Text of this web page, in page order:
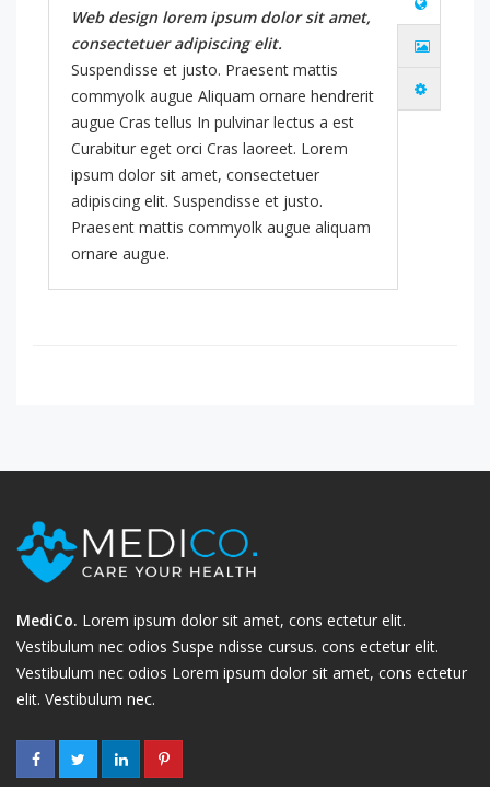
Web design lorem ipsum dolor sit amet,
consectetuer adipiscing elit.
Suspendisse et justo. Praesent mattis
commyolk augue Aliquam ornare hendrerit
augue Cras tellus In pulvinar lectus a est
Curabitur eget orci Cras laoreet. Lorem
ipsum dolor sit amet, consectetuer
adipiscing elit. Suspendisse et justo.
Praesent mattis commyolk augue aliquam
ornare augue.
MediCo. Lorem ipsum dolor sit amet, cons ectetur elit.
Vestibulum nec odios Suspe ndisse cursus. cons ectetur elit.
Vestibulum nec odios Lorem ipsum dolor sit amet, cons ectetur
elit. Vestibulum nec.